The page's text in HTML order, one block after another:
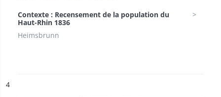
Contexte : Recensement de la population du
Haut-Rhin 1836
Heimsbrunn
n°
4